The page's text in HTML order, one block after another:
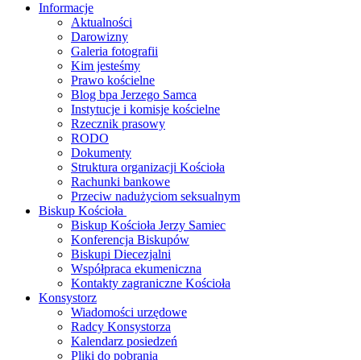
Informacje
Aktualności
Darowizny
Galeria fotografii
Kim jesteśmy
Prawo kościelne
Blog bpa Jerzego Samca
Instytucje i komisje kościelne
Rzecznik prasowy
RODO
Dokumenty
Struktura organizacji Kościoła
Rachunki bankowe
Przeciw nadużyciom seksualnym
Biskup Kościoła
Biskup Kościoła Jerzy Samiec
Konferencja Biskupów
Biskupi Diecezjalni
Współpraca ekumeniczna
Kontakty zagraniczne Kościoła
Konsystorz
Wiadomości urzędowe
Radcy Konsystorza
Kalendarz posiedzeń
Pliki do pobrania